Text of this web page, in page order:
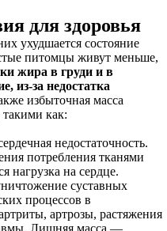
для здоровья
ухудшается состояние
питомцы живут меньше,
жира в груди и в
из-за недостатка
избыточная масса
как:
недостаточность.
потребления тканями
нагрузка на сердце.
суставных
процессов в
артрозы, растяжения
Лишняя масса —